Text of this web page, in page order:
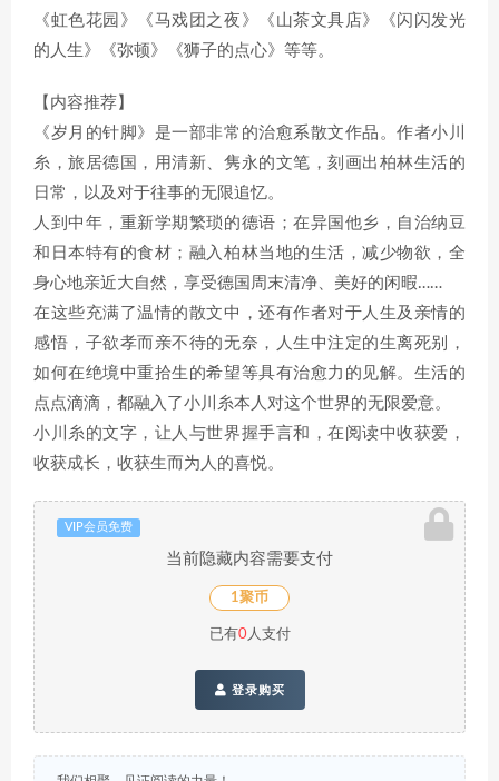
《虹色花园》《马戏团之夜》《山茶文具店》《闪闪发光
的人生》《弥顿》《狮子的点心》等等。
【内容推荐】
《岁月的针脚》是一部非常的治愈系散文作品。作者小川
糸，旅居德国，用清新、隽永的文笔，刻画出柏林生活的
日常，以及对于往事的无限追忆。
人到中年，重新学期繁琐的德语；在异国他乡，自治纳豆
和日本特有的食材；融入柏林当地的生活，减少物欲，全
身心地亲近大自然，享受德国周末清净、美好的闲暇……
在这些充满了温情的散文中，还有作者对于人生及亲情的
感悟，子欲孝而亲不待的无奈，人生中注定的生离死别，
如何在绝境中重拾生的希望等具有治愈力的见解。生活的
点点滴滴，都融入了小川糸本人对这个世界的无限爱意。
小川糸的文字，让人与世界握手言和，在阅读中收获爱，
收获成长，收获生而为人的喜悦。
VIP会员免费
当前隐藏内容需要支付
1聚币
已有0人支付
登录购买